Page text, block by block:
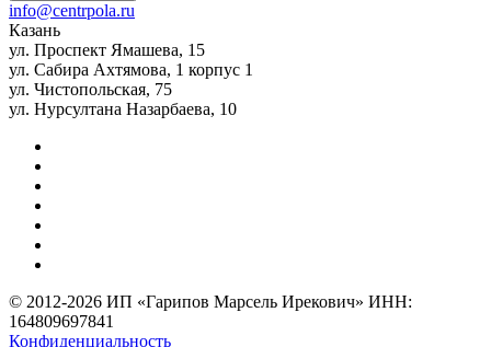
info@centrpola.ru
Казань
ул. Проспект Ямашева, 15
ул. Сабира Ахтямова, 1 корпус 1
ул. Чистопольская, 75
ул. Нурсултана Назарбаева, 10
© 2012-2026 ИП «Гарипов Марсель Ирекович» ИНН:
164809697841
Конфиденциальность